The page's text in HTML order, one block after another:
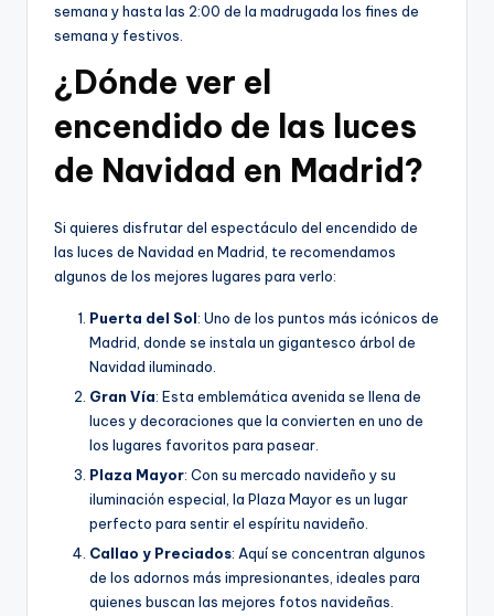
semana y hasta las 2:00 de la madrugada los fines de
semana y festivos.
¿Dónde ver el
encendido de las luces
de Navidad en Madrid?
Si quieres disfrutar del espectáculo del encendido de
las luces de Navidad en Madrid, te recomendamos
algunos de los mejores lugares para verlo:
Puerta del Sol: Uno de los puntos más icónicos de
Madrid, donde se instala un gigantesco árbol de
Navidad iluminado.
Gran Vía: Esta emblemática avenida se llena de
luces y decoraciones que la convierten en uno de
los lugares favoritos para pasear.
Plaza Mayor: Con su mercado navideño y su
iluminación especial, la Plaza Mayor es un lugar
perfecto para sentir el espíritu navideño.
Callao y Preciados: Aquí se concentran algunos
de los adornos más impresionantes, ideales para
quienes buscan las mejores fotos navideñas.